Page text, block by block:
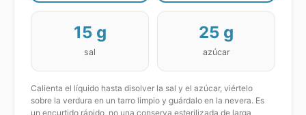
15g
sal
25 g
azúcar
Calienta el líquido hasta disolver la sal y el azúcar, viértelo
sobre la verdura en un tarro limpio y guárdalo en la nevera. Es
un encurtido rápido, no una conserva esterilizada de larga